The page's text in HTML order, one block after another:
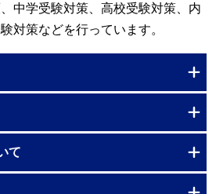
中学受験対策、高校受験対策、内
対策などを行っています。
て